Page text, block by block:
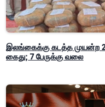
இலங்கைக்கு கடத்த முயன்ற
கைது; 7 பேருக்கு வலை